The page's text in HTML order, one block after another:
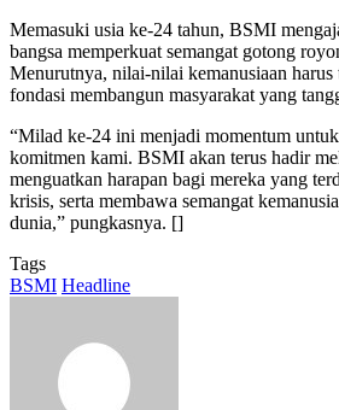
Memasuki usia ke-24 tahun, BSMI
bangsa memperkuat semangat gotong
Menurutnya, nilai-nilai kemanusiaan harus
fondasi membangun masyarakat yang
“Milad ke-24 ini menjadi momentum
komitmen kami. BSMI akan terus hadir
menguatkan harapan bagi mereka yang
krisis, serta membawa semangat
dunia,” pungkasnya. []
Tags
BSMI Headline